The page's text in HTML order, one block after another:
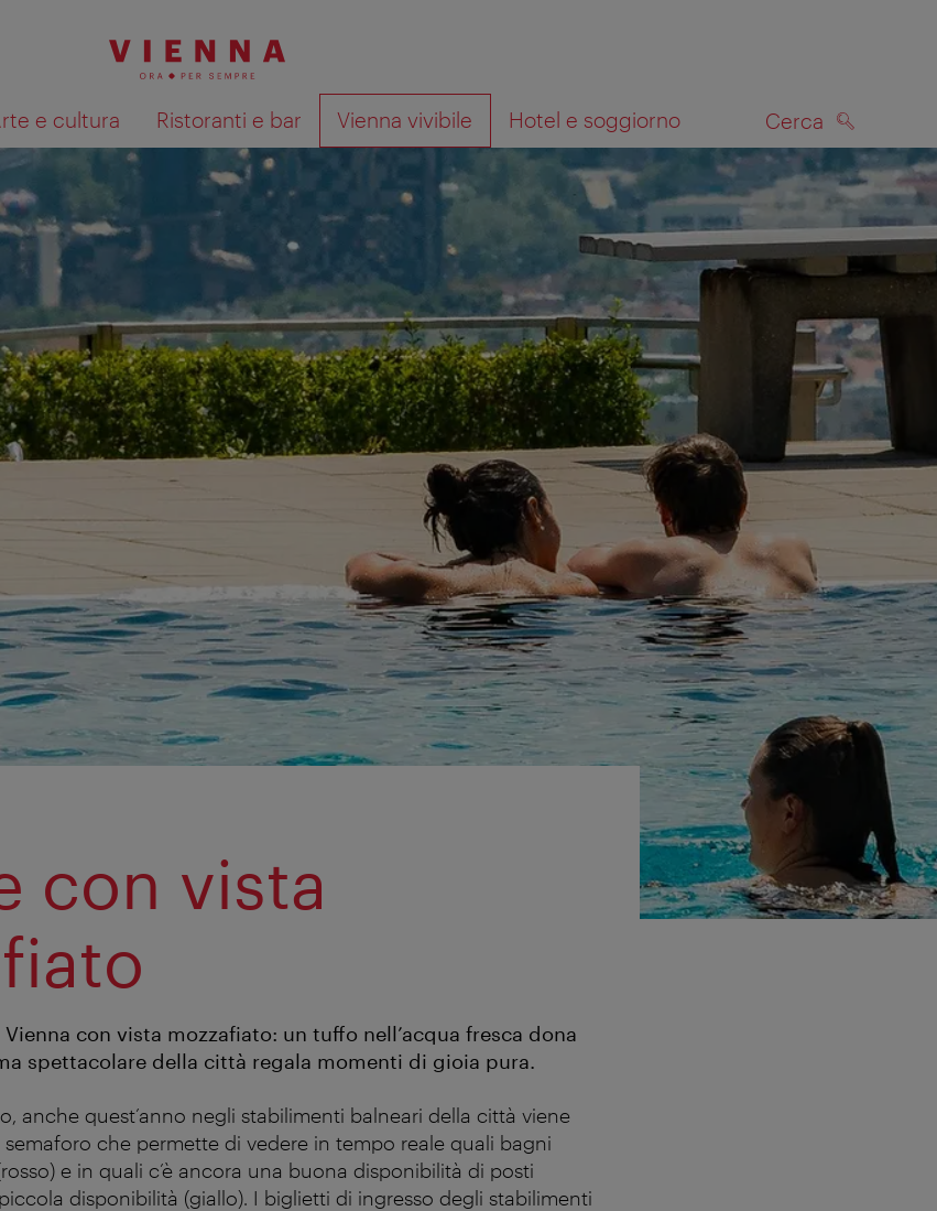
e cultura Ristoranti e bar Vienna vivibile Hotel e soggiorno Cerca
Mostra i risultati della ricerca sulla mappa CERCA
con vista
con vista mozzafiato: un tuffo nell’acqua fresca dona
spettacolare della città regala momenti di gioia pura.
anche quest’anno negli stabilimenti balneari della città viene
che permette di vedere in tempo reale quali bagni
e in quali c’è ancora una buona disponibilità di posti
disponibilità (giallo). I biglietti di ingresso degli stabilimenti